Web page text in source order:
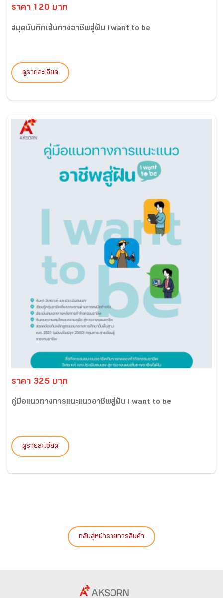
ราคา 120 บาท
สมุดบันทึกเส้นทางอาชีพสู่ฝัน I want to be
ดูรายละเอียด
ราคา 325 บาท
คู่มือแนวทางการแนะแนวอาชีพสู่ฝัน I want to be
ดูรายละเอียด
กลับสู่หน้ารายการสินค้า